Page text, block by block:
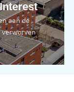
aan de
verworven